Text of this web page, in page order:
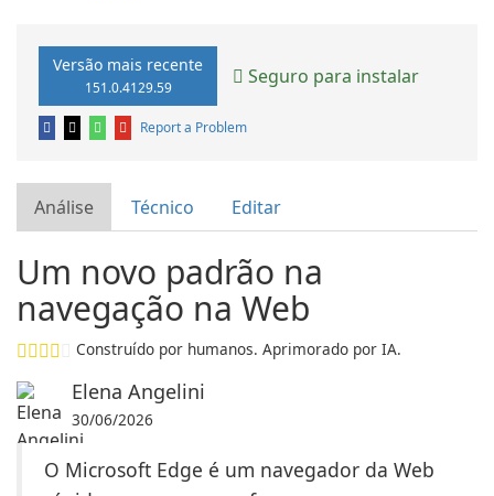
Versão mais recente
151.0.4129.59 Seguro para instalar
Report a Problem
Análise Técnico Editar
Um novo padrão na
navegação na Web
Construído por humanos. Aprimorado por IA.
Elena Angelini
30/06/2026
O Microsoft Edge é um navegador da Web